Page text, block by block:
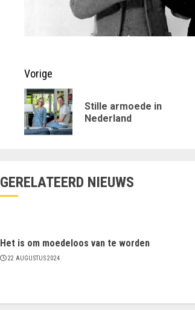
Doorgaan
met
lezen
Vorige
Stille armoede in
Nederland
GERELATEERD NIEUWS
Het is om moedeloos van te worden
22 AUGUSTUS 2024